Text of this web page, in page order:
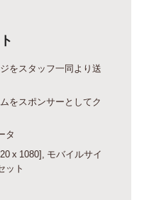
をスタッフ一同より送
をスポンサーとしてク
タ
x 1080], モバイルサイ
ット